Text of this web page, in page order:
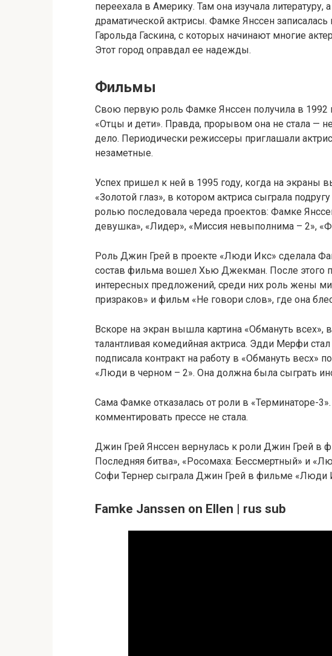
переехала в Америку. Там она изучала литературу,
драматической актрисы. Фамке Янссен записалась
Гарольда Гаскина, с которых начинают многие
Этот город оправдал ее надежды.
Фильмы
Свою первую роль Фамке Янссен получила в 1992
«Отцы и дети». Правда, прорывом она не стала —
дело. Периодически режиссеры приглашали
незаметные.
Успех пришел к ней в 1995 году, когда на экраны
«Золотой глаз», в котором актриса сыграла
ролью последовала череда проектов: Фамке
девушка», «Лидер», «Миссия невыполнима – 2»,
Роль Джин Грей в проекте «Люди Икс» сделала
состав фильма вошел Хью Джекман. После этого
интересных предложений, среди них роль жены
призраков» и фильм «Не говори слов», где она
Вскоре на экран вышла картина «Обмануть всех»,
талантливая комедийная актриса. Эдди Мерфи
подписала контракт на работу в «Обмануть весх»
«Люди в черном – 2». Она должна была сыграть
Сама Фамке отказалась от роли в «Терминаторе-
комментировать прессе не стала.
Джин Грей Янссен вернулась к роли Джин Грей в
Последняя битва», «Росомаха: Бессмертный» и
Софи Тернер сыграла Джин Грей в фильме «Люди
Famke Janssen on Ellen | rus sub